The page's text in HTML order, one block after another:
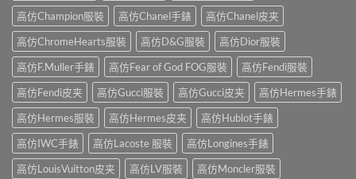
高仿Champion服裝
高仿Chanel手錶
高仿Chanel皮夹
高仿ChromeHearts服裝
高仿D&G服裝
高仿Dior服裝
高仿F.Muller手錶
高仿Fear of God FOG服裝
高仿Fendi服裝
高仿Fendi皮夹
高仿Gucci服裝 高仿Gucci皮夹
高仿Hermes手錶
高仿Hermes服裝
高仿Hermes皮夹
高仿Hublot手錶
高仿IWC手錶
高仿Lacoste 服裝
高仿Longines手錶
高仿LouisVuitton皮夹
高仿LV服裝 高仿Moncler服裝